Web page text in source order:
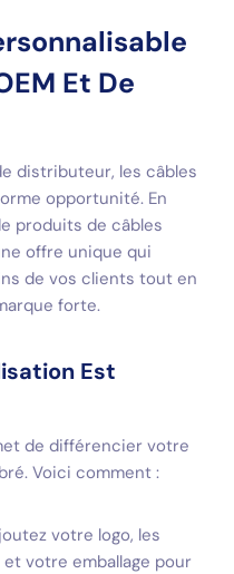
Et De
distributeur, les câbles
opportunité. En
produits de câbles
offre unique qui
de vos clients tout en
forte.
Est
de différencier votre
Voici comment :
votre logo, les
votre emballage pour